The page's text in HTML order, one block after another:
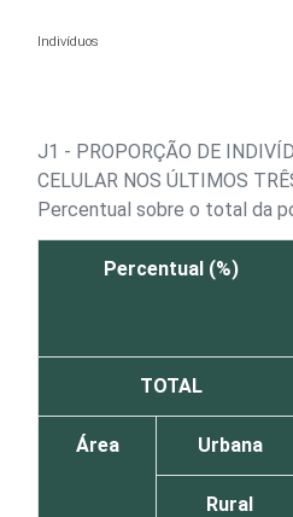
Indivíduos
J1 - PROPORÇÃO DE
CELULAR NOS ÚLTIMOS
Percentual sobre o total da
Percentual (%)
TOTAL
Área Urbana
Rural